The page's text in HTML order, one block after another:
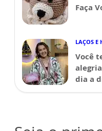
Faça
LAÇOS E
Você
dia a